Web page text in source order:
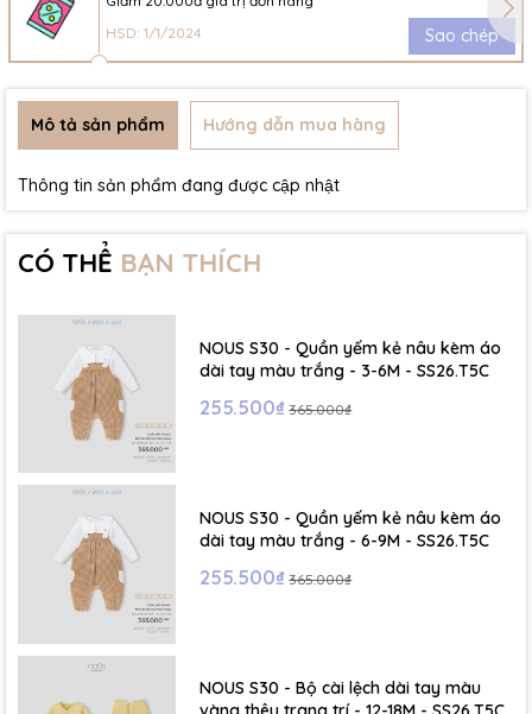
HSD: 1/1/2024
Sao chép
Mô tả sản phẩm Hướng dẫn mua hàng
Thông tin sản phẩm đang được cập nhật
CÓ THỂ BẠN THÍCH
NOUS S30 - Quần yếm kẻ nâu kèm áo
dài tay màu trắng - 3-6M - SS26.T5C
255.500₫ 365.000₫
NOUS S30 - Quần yếm kẻ nâu kèm áo
dài tay màu trắng - 6-9M - SS26.T5C
255.500₫ 365.000₫
NOUS S30 - Bộ cài lệch dài tay màu